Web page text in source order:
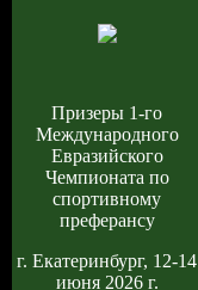
Призеры 1-го
Международного
Евразийского
Чемпионата по
спортивному
преферансу
г. Екатеринбург, 12-14
июня 2026 г.